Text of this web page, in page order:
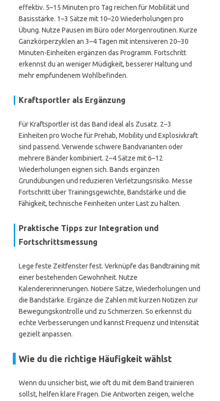
effektiv. 5–15 Minuten pro Tag reichen für Mobilität und
Basisstärke. 1–3 Sätze mit 10–20 Wiederholungen pro
Übung. Nutze Pausen im Büro oder Morgenroutinen. Kurze
Ganzkörperzyklen an 3–4 Tagen mit intensiveren 20–30
Minuten-Einheiten ergänzen das Programm. Fortschritt
erkennst du an weniger Müdigkeit, besserer Haltung und
mehr empfundenem Wohlbefinden.
Kraftsportler als Ergänzung
Für Kraftsportler ist das Band ideal als Zusatz. 2–3
Einheiten pro Woche für Prehab, Mobility und Explosivkraft
sind passend. Verwende schwere Bandvarianten oder
mehrere Bänder kombiniert. 2–4 Sätze mit 6–12
Wiederholungen eignen sich. Bands ergänzen
Grundübungen und reduzieren Verletzungsrisiko. Messe
Fortschritt über Trainingsgewichte, Bandstärke und die
Fähigkeit, technische Feinheiten unter Last zu halten.
Praktische Tipps zur Integration und
Fortschrittsmessung
Lege feste Zeitfenster fest. Verknüpfe das Bandtraining mit
einer bestehenden Gewohnheit. Nutze
Kalendererinnerungen. Notiere Sätze, Wiederholungen und
die Bandstärke. Ergänze die Zahlen mit kurzen Notizen zur
Bewegungskontrolle und zu Schmerzen. So erkennst du
echte Verbesserungen und kannst Frequenz und Intensität
gezielt anpassen.
Wie du die richtige Häufigkeit wählst
Wenn du unsicher bist, wie oft du mit dem Band trainieren
sollst, helfen klare Fragen. Die Antworten zeigen, welche